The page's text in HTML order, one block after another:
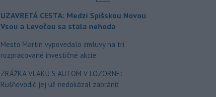
UZAVRETÁ CESTA: Medzi Spišskou Novou
Vsou a Levočou sa stala nehoda
Mesto Martin vypovedalo zmluvy na tri
rozpracované investičné akcie
ZRÁŽKA VLAKU S AUTOM V LOZORNE:
Rušňovodič jej už nedokázal zabrániť